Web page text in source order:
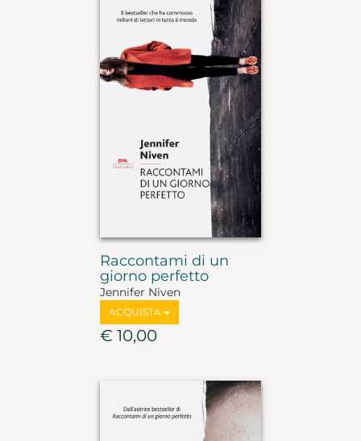
Raccontami di un
giorno perfetto
Jennifer Niven
ACQUISTA
€ 10,00